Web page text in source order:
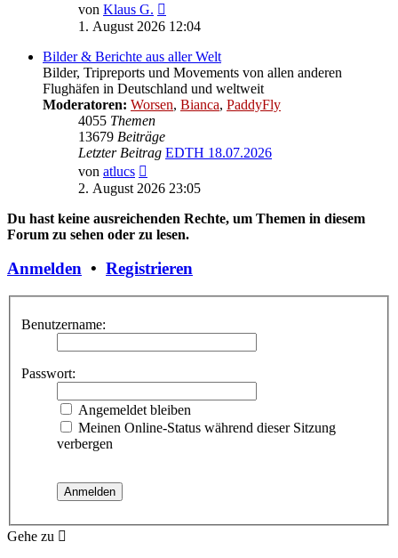
von Klaus G.
Beitrag
1. August 2026 12:04
Bilder & Berichte aus aller Welt
Bilder, Tripreports und Movements von allen anderen
Flughäfen in Deutschland und weltweit
Moderatoren: Worsen, Bianca, PaddyFly
4055 Themen
13679 Beiträge
Letzter Beitrag EDTH 18.07.2026
von atlucs
Beitrag
2. August 2026 23:05
Du hast keine ausreichenden Rechte, um Themen in diesem
Forum zu sehen oder zu lesen.
Anmelden • Registrieren
Benutzername:
Passwort:
Angemeldet bleiben
Meinen Online-Status während dieser Sitzung
verbergen
Gehe zu